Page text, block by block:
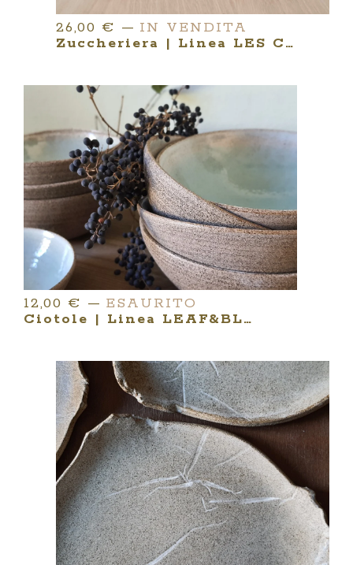
26,00 € — IN VENDITA
Zuccheriera | Linea LES COQUETTES
12,00 € — ESAURITO
Ciotole | Linea LEAF&BLOSSOM